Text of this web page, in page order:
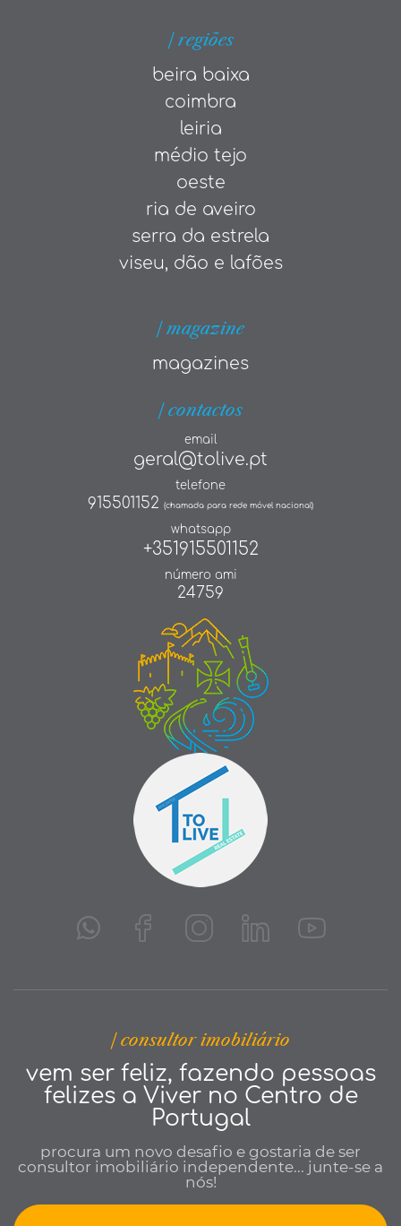
| regiões
beira baixa
coimbra
leiria
médio tejo
oeste
ria de aveiro
serra da estrela
viseu, dão e lafões
| magazine
magazines
| contactos
email
geral@tolive.pt
telefone
915501152 (chamada para rede móvel nacional)
whatsapp
+351915501152
número ami
24759
| consultor imobiliário
vem ser feliz, fazendo pessoas
felizes a Viver no Centro de
Portugal
procura um novo desafio e gostaria de ser
consultor imobiliário independente... junte-se a
nós!